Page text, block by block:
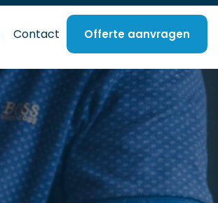
Contact Offerte aanvragen